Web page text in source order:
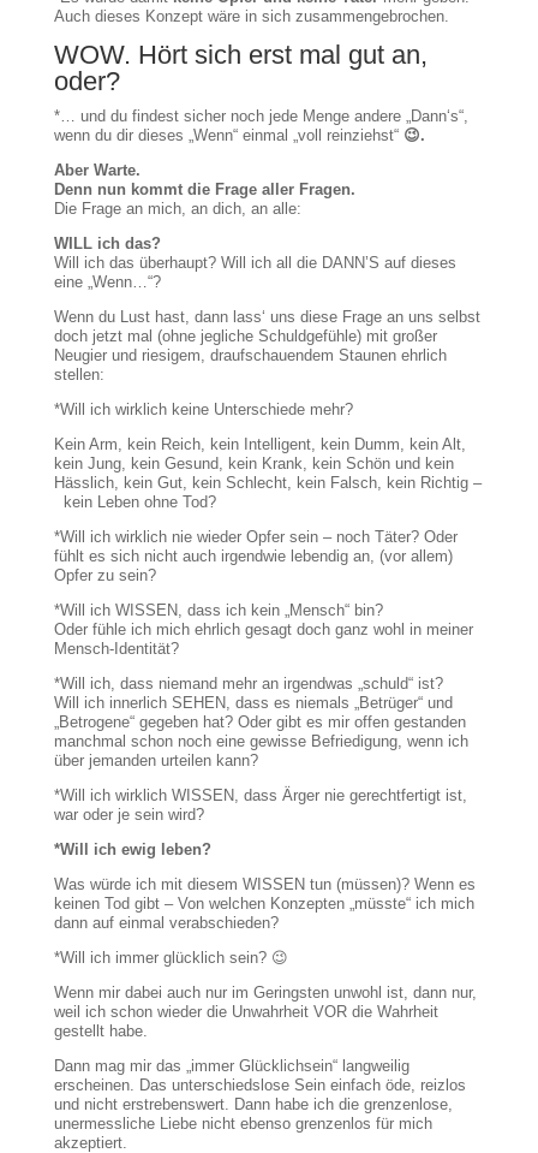
Auch dieses Konzept wäre in sich zusammengebrochen.
WOW. Hört sich erst mal gut an,
oder?
*… und du findest sicher noch jede Menge andere „Dann‘s“,
wenn du dir dieses „Wenn“ einmal „voll reinziehst“😉.
Aber Warte.
Denn nun kommt die Frage aller Fragen.
Die Frage an mich, an dich, an alle:
WILL ich das?
Will ich das überhaupt? Will ich all die DANN’S auf dieses
eine „Wenn…“?
Wenn du Lust hast, dann lass‘ uns diese Frage an uns selbst
doch jetzt mal (ohne jegliche Schuldgefühle) mit großer
Neugier und riesigem, draufschauendem Staunen ehrlich
stellen:
*Will ich wirklich keine Unterschiede mehr?
Kein Arm, kein Reich, kein Intelligent, kein Dumm, kein Alt,
kein Jung, kein Gesund, kein Krank, kein Schön und kein
Hässlich, kein Gut, kein Schlecht, kein Falsch, kein Richtig –
kein Leben ohne Tod?
*Will ich wirklich nie wieder Opfer sein – noch Täter? Oder
fühlt es sich nicht auch irgendwie lebendig an, (vor allem)
Opfer zu sein?
*Will ich WISSEN, dass ich kein „Mensch“ bin?
Oder fühle ich mich ehrlich gesagt doch ganz wohl in meiner
Mensch-Identität?
*Will ich, dass niemand mehr an irgendwas „schuld“ ist?
Will ich innerlich SEHEN, dass es niemals „Betrüger“ und
„Betrogene“ gegeben hat? Oder gibt es mir offen gestanden
manchmal schon noch eine gewisse Befriedigung, wenn ich
über jemanden urteilen kann?
*Will ich wirklich WISSEN, dass Ärger nie gerechtfertigt ist,
war oder je sein wird?
*Will ich ewig leben?
Was würde ich mit diesem WISSEN tun (müssen)? Wenn es
keinen Tod gibt – Von welchen Konzepten „müsste“ ich mich
dann auf einmal verabschieden?
*Will ich immer glücklich sein? 😉
Wenn mir dabei auch nur im Geringsten unwohl ist, dann nur,
weil ich schon wieder die Unwahrheit VOR die Wahrheit
gestellt habe.
Dann mag mir das „immer Glücklichsein“ langweilig
erscheinen. Das unterschiedslose Sein einfach öde, reizlos
und nicht erstrebenswert. Dann habe ich die grenzenlose,
unermessliche Liebe nicht ebenso grenzenlos für mich
akzeptiert.